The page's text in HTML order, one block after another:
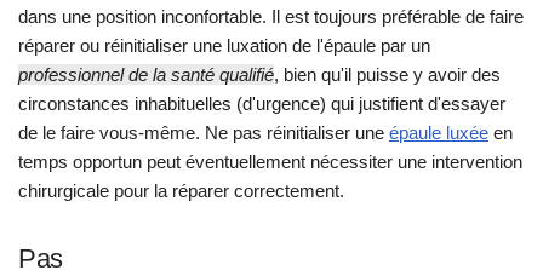
dans une position inconfortable. Il est toujours préférable de faire
réparer ou réinitialiser une luxation de l'épaule par un
professionnel de la santé qualifié, bien qu'il puisse y avoir des
circonstances inhabituelles (d'urgence) qui justifient d'essayer
de le faire vous-même. Ne pas réinitialiser une épaule luxée en
temps opportun peut éventuellement nécessiter une intervention
chirurgicale pour la réparer correctement.
Pas